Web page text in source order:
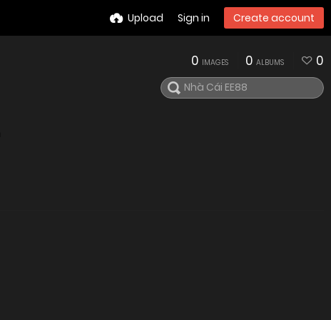
Upload Sign in Create account
0 IMAGES 0 ALBUMS 0